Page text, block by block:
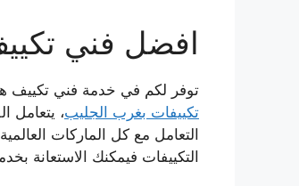
افضل فني
توفر لكم في خدمة فني تكييف
تكييفات بغرب الجليب، يتعامل
التعامل مع كل الماركات
التكييفات فيمكنك الاستعانة